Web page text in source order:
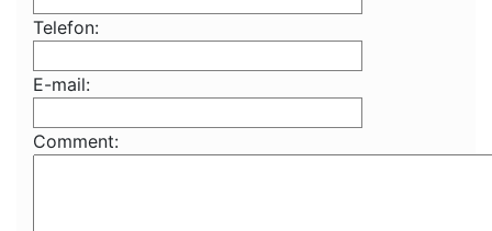
Telefon:
E-mail:
Comment: